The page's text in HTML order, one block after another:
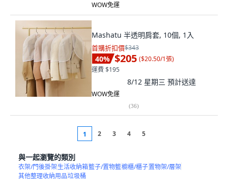
WOW免運
Mashatu 半透明肩套, 10個, 1入
首購折扣價$343
40% $205 ($20.50/1張)
運費 $195
8/12 星期三 預計送達
WOW免運
(36)
1 2 3 4 5
與一起瀏覽的類別
衣架/門後掛架生活收納箱籃子/置物籃櫥櫃/櫃子置物架/層架
其他整理收納用品垃圾桶